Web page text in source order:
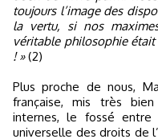
toujours l’image des
la vertu, si nos
véritable philosophie
! »(2)
Plus proche de nous,
française, mis très
internes, le fossé
universelle des droits de